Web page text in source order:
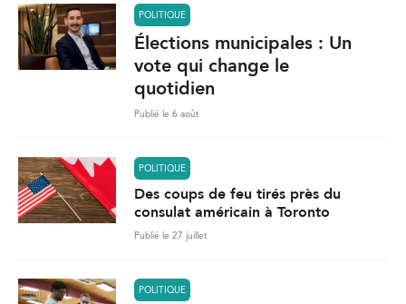
POLITIQUE
Élections municipales : Un
vote qui change le
quotidien
Publié le 6 août
POLITIQUE
Des coups de feu tirés près du
consulat américain à Toronto
Publié le 27 juillet
POLITIQUE